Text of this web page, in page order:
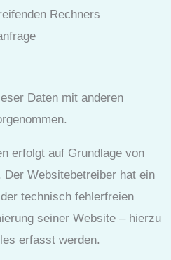
Rechners
Daten mit anderen
erfolgt auf Grundlage von
Websitebetreiber hat ein
technisch fehlerfreien
seiner Website – hierzu
erfasst werden.